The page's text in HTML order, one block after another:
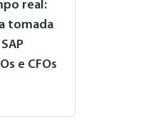
real:
tomada
e CFOs